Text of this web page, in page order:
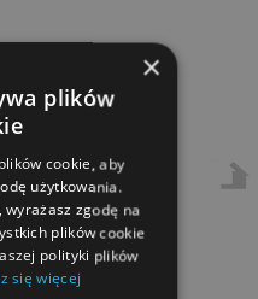
×
plików
cookie, aby
użytkowania.
zgodę na
plików cookie
polityki plików
się więcej